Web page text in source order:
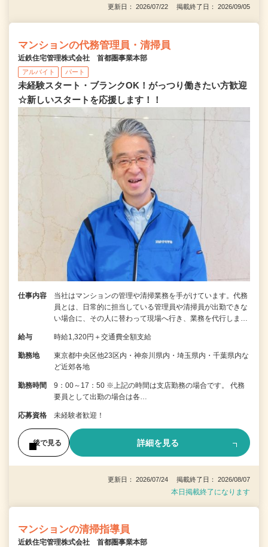
更新日： 2026/07/22 掲載終了日： 2026/09/05
マンションの代務管理員・清掃員
近鉄住宅管理株式会社 首都圏事業本部
アルバイト パート
未経験スタート・ブランクOK！がっつり働きたい方歓迎
☆新しいスタートを応援します！！
仕事内容
当社はマンションの管理や清掃業務を手がけています。代務
員とは、日常的に担当している管理員や清掃員が出勤できな
い場合に、その人に替わって現場へ行き、業務を代行しま…
給与 時給1,320円＋交通費全額支給
勤務地
東京都中央区他23区内・神奈川県内・埼玉県内・千葉県内な
ど近郊各地
勤務時間
9：00～17：50 ※上記の時間は支店勤務の場合です。 代務
要員として出勤の場合は各…
応募資格 未経験者歓迎！
後で見る 詳細を見る
更新日： 2026/07/24 掲載終了日： 2026/08/07
本日掲載終了になります
マンションの清掃指導員
近鉄住宅管理株式会社 首都圏事業本部